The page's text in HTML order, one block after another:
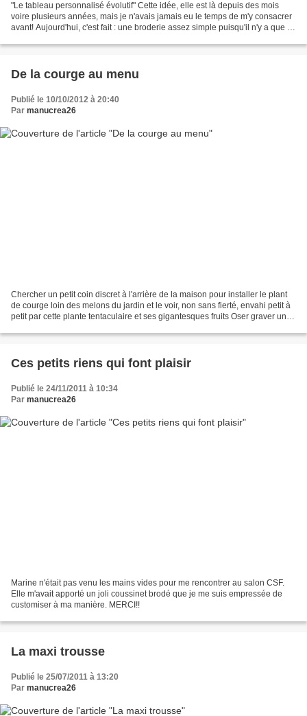
"Le tableau personnalisé évolutif" Cette idée, elle est là depuis des mois
voire plusieurs années, mais je n'avais jamais eu le temps de m'y consacrer
avant! Aujourd'hui, c'est fait : une broderie assez simple puisqu'il n'y a que le
De la courge au menu
Publié le 10/10/2012 à 20:40
Par manucrea26
Chercher un petit coin discret à l'arrière de la maison pour installer le plant
de courge loin des melons du jardin et le voir, non sans fierté, envahi petit à
petit par cette plante tentaculaire et ses gigantesques fruits Oser graver une
Ces petits riens qui font plaisir
Publié le 24/11/2011 à 10:34
Par manucrea26
Marine n'était pas venu les mains vides pour me rencontrer au salon CSF.
Elle m'avait apporté un joli coussinet brodé que je me suis empressée de
customiser à ma manière. MERCI!!
La maxi trousse
Publié le 25/07/2011 à 13:20
Par manucrea26